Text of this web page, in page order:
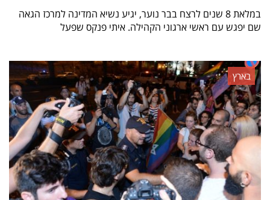
במלאת 8 שנים לרצח בבר נוער, יגיע נשיא המדינה למרכז הגאה
שם יפגש עם ראשי ארגוני הקהילה. איתי פנקס שפעל
בארץ